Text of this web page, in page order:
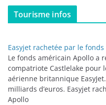
t
r
i
e
s
Tourisme infos
Easyjet rachetée par le
Le fonds américain Apollo a
compatriote Castlelake pour
aérienne britannique
milliards d’euros. Easyjet
Apollo